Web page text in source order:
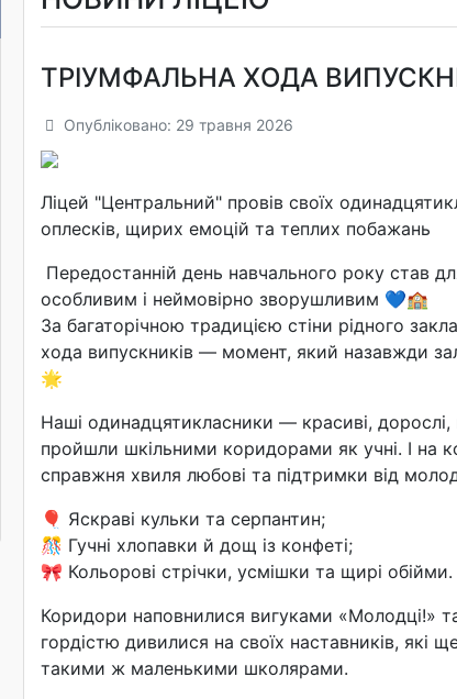
ТРІУМФАЛЬНА ХОДА
Опубліковано: 29 травня 2026
Ліцей "Центральний" провів своїх
оплесків, щирих емоцій та теплих побажань
Передостанній день навчального року став
особливим і неймовірно зворушливим 💙🏫
За багаторічною традицією стіни рідного
хода випускників — момент, який назавжди
🌟
Наші одинадцятикласники — красиві, дорослі,
пройшли шкільними коридорами як учні. І на
справжня хвиля любові та підтримки від
🎈 Яскраві кульки та серпантин;
🎊 Гучні хлопавки й дощ із конфеті;
🎀 Кольорові стрічки, усмішки та щирі обійми.
Коридори наповнилися вигуками «Молодці!»
гордістю дивилися на своїх наставників, які
такими ж маленькими школярами.